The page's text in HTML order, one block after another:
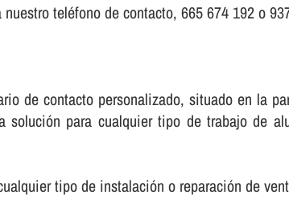
teléfono de contacto, 665 674 192 o
de contacto personalizado, situado en la
solución para cualquier tipo de trabajo de
tipo de instalación o reparación de